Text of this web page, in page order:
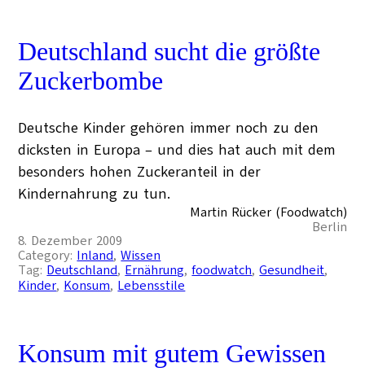
Deutschland sucht die größte
Zuckerbombe
Deutsche Kinder gehören immer noch zu den
dicksten in Europa – und dies hat auch mit dem
besonders hohen Zuckeranteil in der
Kindernahrung zu tun.
Martin Rücker (Foodwatch)
Berlin
8. Dezember 2009
Category: Inland, Wissen
Tag: Deutschland, Ernährung, foodwatch, Gesundheit
Kinder, Konsum, Lebensstile
Konsum mit gutem Gewissen